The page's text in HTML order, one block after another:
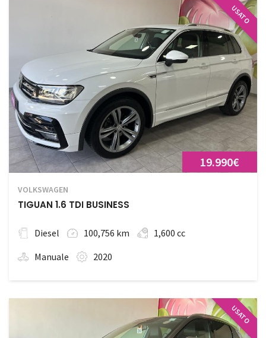
USATO
19.990€
VOLKSWAGEN
TIGUAN 1.6 TDI BUSINESS
Diesel 100,756 km
1,600 cc
Manuale
2020
USATO